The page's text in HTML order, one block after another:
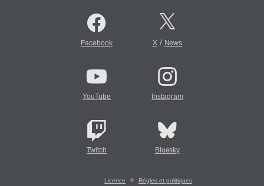
Facebook X/ News
YouTube Instagram
Twitch Bluesky
Licence Règles et politiques